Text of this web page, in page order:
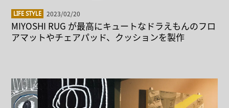
LIFE STYLE 2023/02/20
MIYOSHI RUG が最高にキュートなドラえもんのフロ
アマットやチェアパッド、クッションを製作